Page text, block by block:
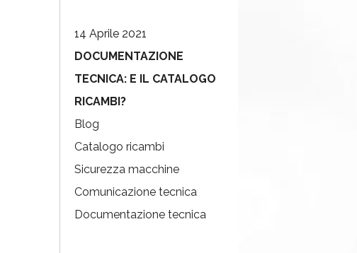
14 Aprile 2021
DOCUMENTAZIONE
TECNICA: E IL CATALOGO
RICAMBI?
Blog
Catalogo ricambi
Sicurezza macchine
Comunicazione tecnica
Documentazione tecnica